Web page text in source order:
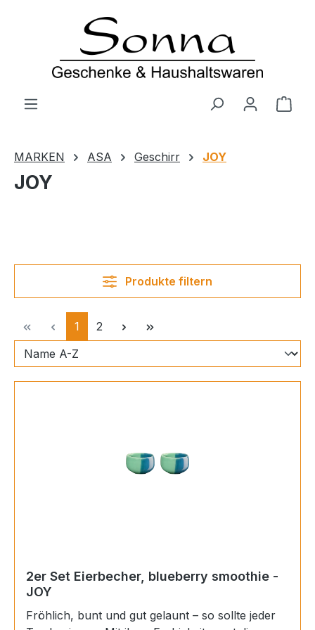
Zum Hauptinhalt springen
MARKEN ASA Geschirr JOY
JOY
Produkte filtern
Seite
1 Seite
2
2er Set Eierbecher, blueberry smoothie -
JOY
Fröhlich, bunt und gut gelaunt – so sollte jeder